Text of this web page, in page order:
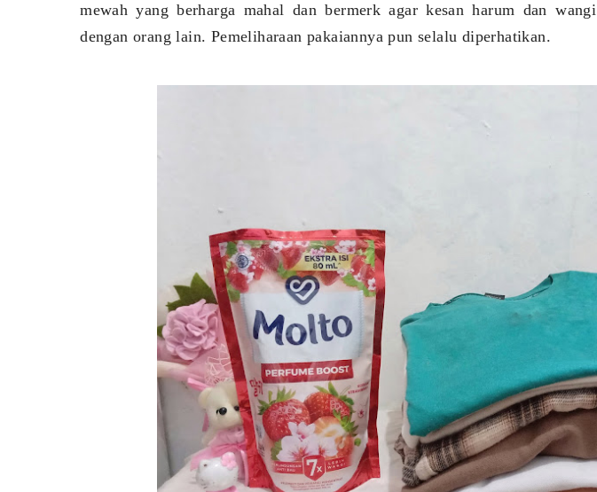
mewah yang berharga mahal dan bermerk agar kesan harum dan
dengan orang lain. Pemeliharaan pakaiannya pun selalu diperhatikan.